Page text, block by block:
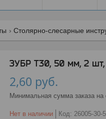
Столярно-слесарные
ЗУБР Т30, 50 мм, 2
2,60 руб.
Минимальная сумма заказа
Нет в наличии Код: 26005-30-